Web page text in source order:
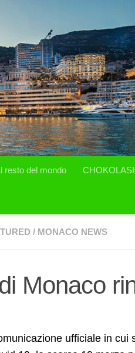
resto del mondo
/ MONACO NEWS
Monaco
ufficiale in cui